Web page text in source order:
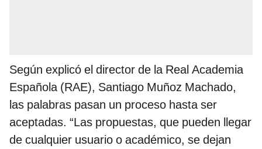
Según explicó el director de la Real Academia
Española (RAE), Santiago Muñoz Machado,
las palabras pasan un proceso hasta ser
aceptadas. “Las propuestas, que pueden llegar
de cualquier usuario o académico, se dejan